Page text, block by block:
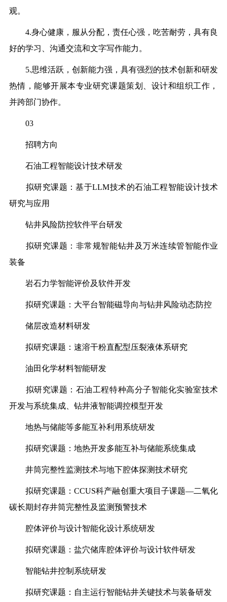
观。
4.身心健康，服从分配，责任心强，吃苦耐劳，具有良
好的学习、沟通交流和文字写作能力。
5.思维活跃，创新能力强，具有强烈的技术创新和研发
热情，能够开展本专业研究课题策划、设计和组织工作，
并跨部门协作。
03
招聘方向
石油工程智能设计技术研发
拟研究课题：基于LLM技术的石油工程智能设计技术
研究与应用
钻井风险防控软件平台研发
拟研究课题：非常规智能钻井及万米连续管智能作业
装备
岩石力学智能评价及软件开发
拟研究课题：大平台智能磁导向与钻井风险动态防控
储层改造材料研发
拟研究课题：速溶干粉直配型压裂液体系研究
油田化学材料智能研发
拟研究课题：石油工程特种高分子智能化实验室技术
开发与系统集成、钻井液智能调控模型开发
地热与储能等多能互补利用系统研发
拟研究课题：地热开发多能互补与储能系统集成
井筒完整性监测技术与地下腔体探测技术研究
拟研究课题：CCUS科产融创重大项目子课题—二氧化
碳长期封存井筒完整性及监测预警技术
腔体评价与设计智能化设计系统研发
拟研究课题：盐穴储库腔体评价与设计软件研发
智能钻井控制系统研发
拟研究课题：自主运行智能钻井关键技术与装备研发